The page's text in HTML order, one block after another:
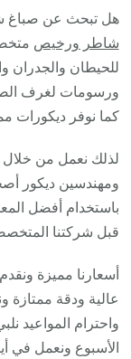
هل تبحث عن صباغ
شاطر ورخيص
للحيطان
ورسومات لغرف
كما نوفر ديكورات
لذلك نعمل من
ومهندسين ديكور
باستخدام أفضل
قبل شركتنا
أسعارنا مميزة
عالية ودقة ممتازة
الأسبوع ونعمل في